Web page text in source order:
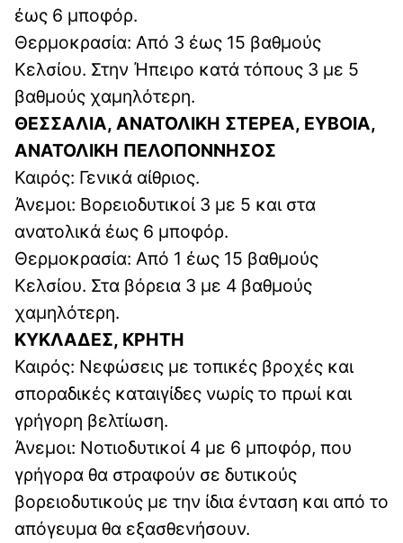
έως 6 μποφόρ.
Θερμοκρασία: Από 3 έως 15 βαθμούς
Κελσίου. Στην Ήπειρο κατά τόπους 3 με 5
βαθμούς χαμηλότερη.
ΘΕΣΣΑΛΙΑ, ΑΝΑΤΟΛΙΚΗ ΣΤΕΡΕΑ, ΕΥΒΟΙΑ,
ΑΝΑΤΟΛΙΚΗ ΠΕΛΟΠΟΝΝΗΣΟΣ
Καιρός: Γενικά αίθριος.
Άνεμοι: Βορειοδυτικοί 3 με 5 και στα
ανατολικά έως 6 μποφόρ.
Θερμοκρασία: Από 1 έως 15 βαθμούς
Κελσίου. Στα βόρεια 3 με 4 βαθμούς
χαμηλότερη.
ΚΥΚΛΑΔΕΣ, ΚΡΗΤΗ
Καιρός: Νεφώσεις με τοπικές βροχές και
σποραδικές καταιγίδες νωρίς το πρωί και
γρήγορη βελτίωση.
Άνεμοι: Νοτιοδυτικοί 4 με 6 μποφόρ, που
γρήγορα θα στραφούν σε δυτικούς
βορειοδυτικούς με την ίδια ένταση και από το
απόγευμα θα εξασθενήσουν.